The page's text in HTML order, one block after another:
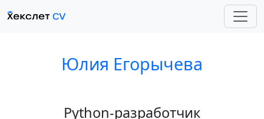
Юлия Егорычева
Python-разработчик